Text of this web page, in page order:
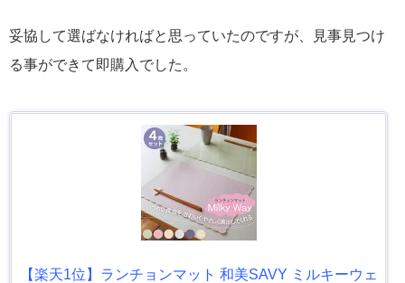
妥協して選ばなければと思っていたのですが、見事見つけ
る事ができて即購入でした。
【楽天1位】ランチョンマット 和美SAVY ミルキーウェ